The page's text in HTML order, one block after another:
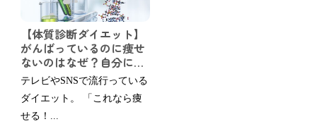
【体質診断ダイエット】
がんばっているのに痩せ
ないのはなぜ？自分に合
う食べ方・運動を知って
効率よく理想の自分へ
テレビやSNSで流行っている
ダイエット。 「これなら痩
せる！...